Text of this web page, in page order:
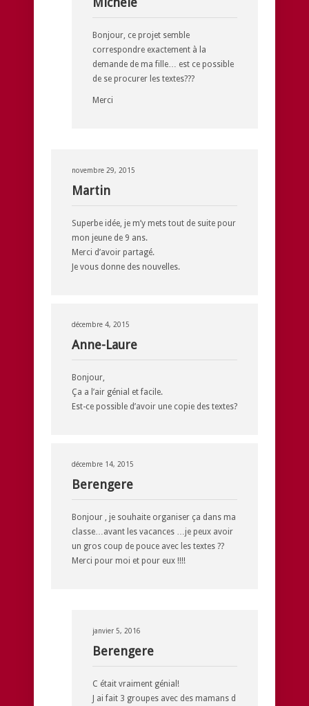
Bonjour, ce projet semble
correspondre exactement à la
demande de ma fille… est ce possible
de se procurer les textes???
Merci
novembre 29, 2015
Martin
Superbe idée, je m’y mets tout de suite pour
mon jeune de 9 ans.
Merci d’avoir partagé.
Je vous donne des nouvelles.
décembre 4, 2015
Anne-Laure
Bonjour,
Ça a l’air génial et facile.
Est-ce possible d’avoir une copie des textes?
décembre 14, 2015
Berengere
Bonjour , je souhaite organiser ça dans ma
classe…avant les vacances …je peux avoir
un gros coup de pouce avec les textes ??
Merci pour moi et pour eux !!!!
janvier 5, 2016
Berengere
C était vraiment génial!
J ai fait 3 groupes avec des mamans d